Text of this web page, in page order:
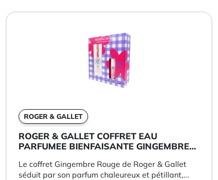
ROGER & GALLET
ROGER & GALLET COFFRET EAU
PARFUMEE BIENFAISANTE GINGEMBRE
Le coffret Gingembre Rouge de Roger & Gallet
séduit par son parfum chaleureux et pétillant,...